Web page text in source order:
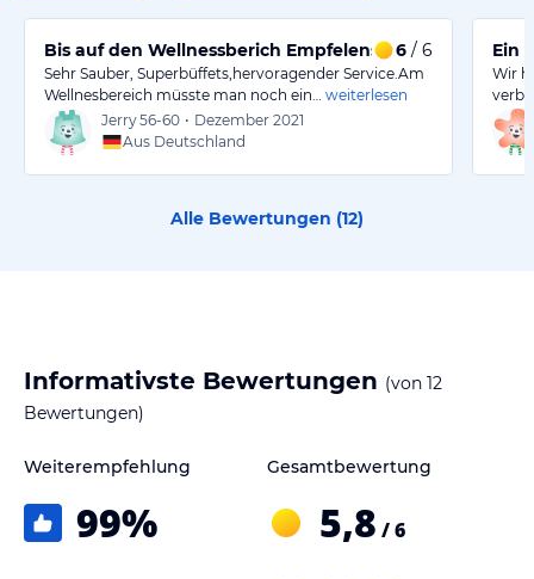
Bis auf den Wellnessberich Empfelenswert
6 / 6
Sehr Sauber, Superbüffets,hervoragender Service.Am
Wellnesbereich müsste man noch ein…
weiterlesen
Jerry56-60 • Dezember 2021
Aus Deutschland
Ein
Wir
Alle Bewertungen (12)
Informativste Bewertungen (von 12
Bewertungen)
Weiterempfehlung
99%
Gesamtbewertung
5,8 / 6